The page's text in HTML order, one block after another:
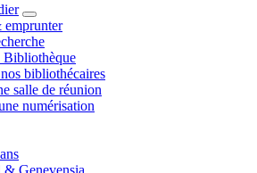
emprunter
Bibliothèque
bibliothécaires
salle de réunion
numérisation
Genevensia